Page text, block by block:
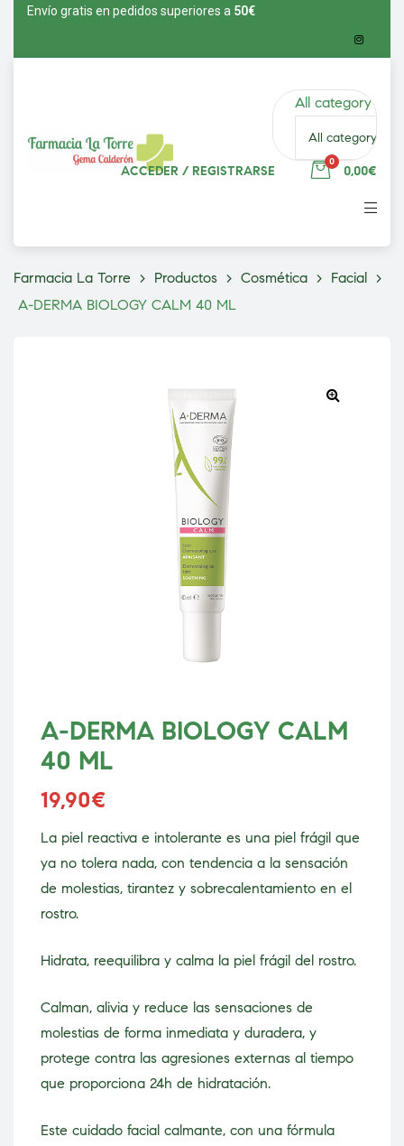
Envío gratis en pedidos superiores a 50€
All category
ACCEDER / REGISTRARSE
0
0,00€
Farmacia La Torre > Productos > Cosmética > Facial >
A-DERMA BIOLOGY CALM 40 ML
A-DERMA BIOLOGY CALM
40 ML
19,90€
La piel reactiva e intolerante es una piel frágil que
ya no tolera nada, con tendencia a la sensación
de molestias, tirantez y sobrecalentamiento en el
rostro.
Hidrata, reequilibra y calma la piel frágil del rostro.
Calman, alivia y reduce las sensaciones de
molestias de forma inmediata y duradera, y
protege contra las agresiones externas al tiempo
que proporciona 24h de hidratación.
Este cuidado facial calmante, con una fórmula